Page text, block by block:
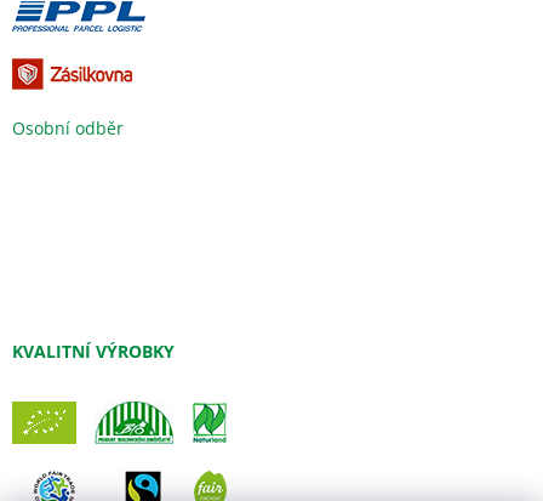
Osobní odběr
KVALITNÍ VÝROBKY